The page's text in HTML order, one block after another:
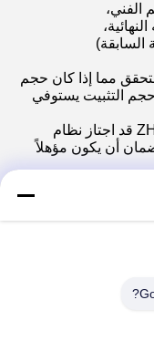
الفني،
السابقة)
مما إذا كان حجم
التثبيت يستوفي
للاختصار، كل منتج من منتجات ZHONGHE قد اجتاز نظام
أن يكون مؤهلاً